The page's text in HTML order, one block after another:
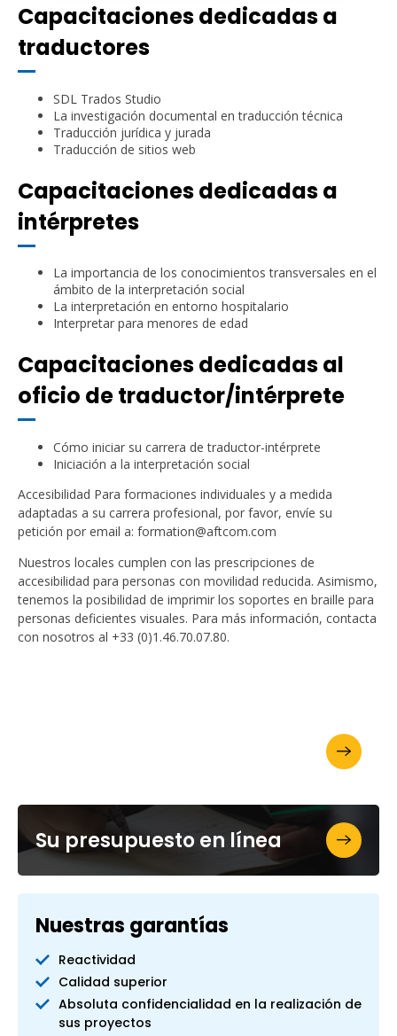
Capacitaciones dedicadas a
traductores
SDL Trados Studio
La investigación documental en traducción técnica
Traducción jurídica y jurada
Traducción de sitios web
Capacitaciones dedicadas a
intérpretes
La importancia de los conocimientos transversales en el
ámbito de la interpretación social
La interpretación en entorno hospitalario
Interpretar para menores de edad
Capacitaciones dedicadas al
oficio de traductor/intérprete
Cómo iniciar su carrera de traductor-intérprete
Iniciación a la interpretación social
Accesibilidad Para formaciones individuales y a medida
adaptadas a su carrera profesional, por favor, envíe su
petición por email a: formation@aftcom.com
Nuestros locales cumplen con las prescripciones de
accesibilidad para personas con movilidad reducida. Asimismo,
tenemos la posibilidad de imprimir los soportes en braille para
personas deficientes visuales. Para más información, contacta
con nosotros al +33 (0)1.46.70.07.80.
Su presupuesto en línea
Nuestras garantías
Reactividad
Calidad superior
Absoluta confidencialidad en la realización de
sus proyectos